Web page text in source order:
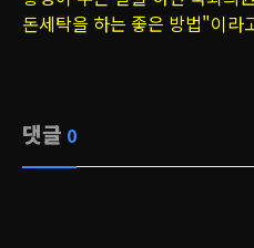
돈세탁을 하는 좋은 방법"이라
댓글 0